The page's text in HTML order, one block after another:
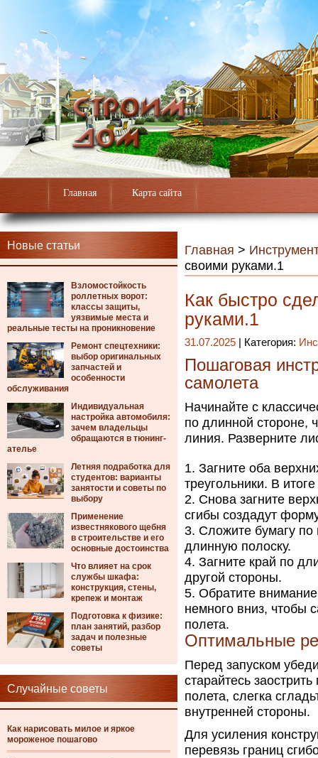
Главная Карта сайта
Новые статьи
Взломостойкость
роллетных ворот:
классы защиты,
уязвимые места и
реальные тесты на проникновение
Ремонт спецтехники:
выбор оригинальных
запчастей и
особенности
обслуживания
Индивидуальная
настройка автомобиля:
зачем владельцы
обращаются в тюнинг-
ателье
Летняя подработка для
студентов: варианты
занятости и советы по
выбору
Применение
известнякового щебня
в строительстве и его
основные достоинства
Что влияет на срок
службы шкафа:
конструкция, стены,
крепеж и монтаж
Подготовка к физике:
план занятий, разбор
задач и полезные
советы
Случайные советы
Как нарисовать милое и яркое
мороженое пошагово
Главная >
своими руками.1
Как быстро
руками.1
31.07.2025 | Категория:
Пошаговая
самолета
Начинайте с
по длинной стороне,
линия. Разверните
Загните оба
треугольники. В
Снова загните
сгибы создадут
Сложите бумагу по
длинную полоску.
Загните край по
другой стороны.
Обратите
немного вниз, чтобы
полета.
Оптимальные
Перед запуском
старайтесь
полета, слегка
внутренней стороны.
Для усиления
перевязь границ